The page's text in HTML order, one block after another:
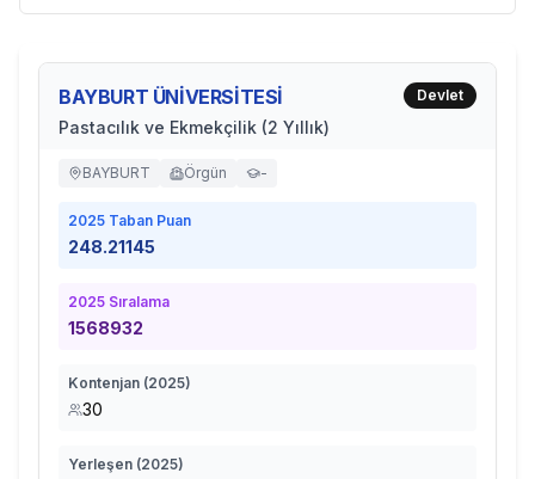
BAYBURT ÜNİVERSİTESİ
Pastacılık ve Ekmekçilik (2 Yıllık)
Devlet
BAYBURT Örgün -
2025 Taban Puan
248.21145
2025 Sıralama
1568932
Kontenjan (2025)
30
Yerleşen (2025)